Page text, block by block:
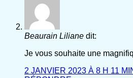
Beaurain Liliane dit:
Je vous souhaite une
2 JANVIER 2023 À 8 H 11